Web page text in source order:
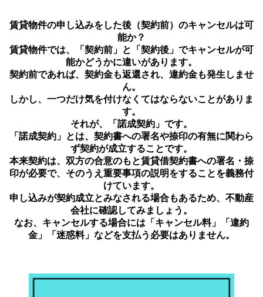
賃貸物件の申し込みをした後（契約前）のキャンセルは可
能か？
賃貸物件では、「契約前」と「契約後」でキャンセルが可
能かどうかに違いがあります。
契約前であれば、契約金も返還され、違約金も発生しませ
ん。
しかし、一つだけ気を付けなくてはならないことがありま
す。
それが、「諾成契約」です。
「諾成契約」とは、契約書への署名や捺印の有無に関わら
ず契約が成立することです。
本来契約は、双方の合意のもと賃貸借契約書への署名・捺
印が必要で、そのうえ重要事項の説明をすることを義務付
けています。
申し込みが契約成立とみなされる場合もあるため、不動産
会社に確認してみましょう。
なお、キャンセルする場合には「キャンセル料」「違約
金」「迷惑料」などを支払う必要はありません。